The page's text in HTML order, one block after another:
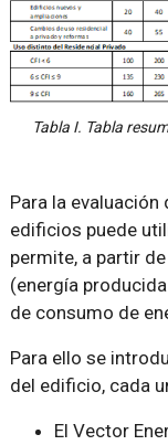
Tabla I. Tabla
Para la
edificios puede
permite, a partir
(energía
de consumo de
Para ello se
del edificio, cada
El Vector